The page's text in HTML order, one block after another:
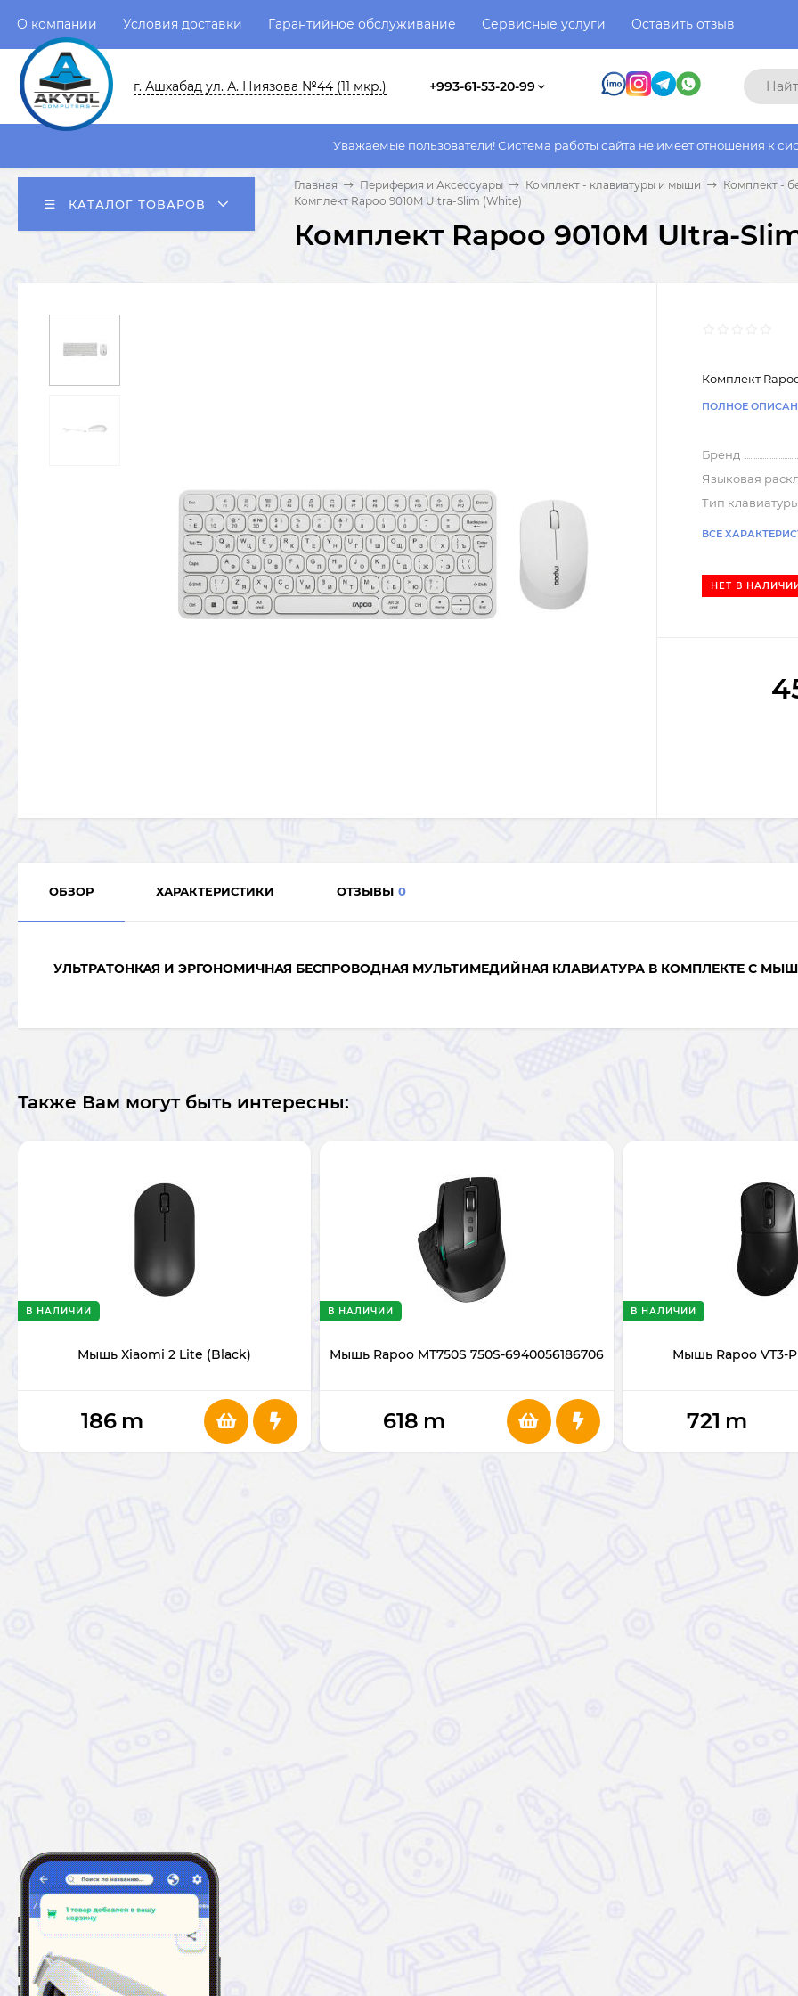
О компании Условия доставки Гарантийное обслуживание Сервисные услуги Оставить отзыв
г. Ашхабад ул. А. Ниязова №44 (11 мкр.) +993-61-53-20-99
Уважаемые пользователи! Система работы сайта не имеет отношения к системе
КАТАЛОГ ТОВАРОВ
Главная Периферия и Аксессуары Комплект - клавиатуры и мыши
Комплект -
Комплект Rapoo 9010M Ultra-Slim (White)
Комплект Rapoo 9010M Ultra-
Комплект
ПОЛНОЕ
Бренд
Языковая
Тип
ВСЕ
НЕТ В
ОБЗОР ХАРАКТЕРИСТИКИ ОТЗЫВЫ 0
УЛЬТРАТОНКАЯ И ЭРГОНОМИЧНАЯ БЕСПРОВОДНАЯ МУЛЬТИМЕДИЙНАЯ КЛАВИАТУРА В КОМПЛЕКТЕ С
Также Вам могут быть интересны:
Мышь Xiaomi 2 Lite (Black)
В НАЛИЧИИ
186 m
Мышь Rapoo MT750S 750S-6940056186706
В НАЛИЧИИ
618 m
Мышь Rapoo VT3-
В НАЛИЧИИ
721 m